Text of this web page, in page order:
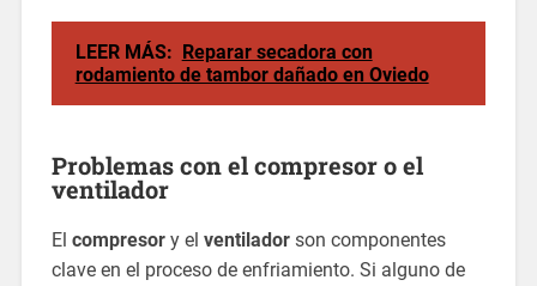
LEER MÁS: Reparar secadora con
rodamiento de tambor dañado en Oviedo
Problemas con el compresor o el
ventilador
El compresory el ventiladorson componentes
clave en el proceso de enfriamiento. Si alguno de